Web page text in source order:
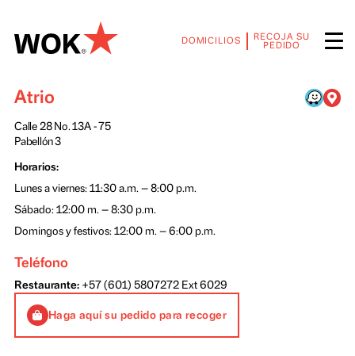
DOMICILIOS RECOJA SU
PEDIDO
Atrio
Calle 28 No. 13A - 75
Horarios:
Lunes a viernes: 11:30 a.m. — 8:00 p.m.
Sábado: 12:00 m. — 8:30 p.m.
Domingos y festivos: 12:00 m. — 6:00 p.m.
Teléfono
Restaurante:+57 (601) 5807272Ext 6029